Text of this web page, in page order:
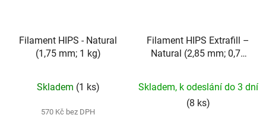
Filament HIPS - Natural
(1,75 mm; 1 kg)
Skladem (1 ks)
570 Kč bez DPH
Filament HIPS Extrafill –
Natural (2,85 mm; 0,75
Skladem, k odeslání do 3 dní
(8 ks)